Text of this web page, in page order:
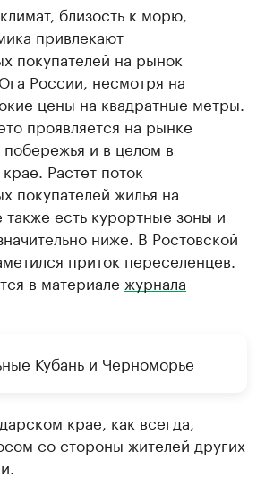
близость к морю,
привлекают
покупателей на рынок
России, несмотря на
цены на квадратные метры.
проявляется на рынке
и в целом в
Растет поток
покупателей жилья на
также есть курортные зоны и
ниже. В Ростовской
приток переселенцев.
в материале журнала
Кубань и Черноморье
крае, как всегда,
со стороны жителей других